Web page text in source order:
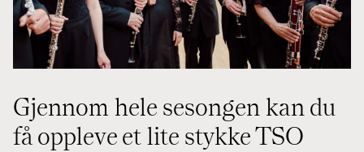
TSOs venner
Bærekraft & samfunn
TSO mot 2030
Opera
Barn & unge
TSO talent
Princess Astrid International Music Competition
Samarbeidspartnere
Nyheter
Gjennom hele sesongen kan du
få oppleve et lite stykke TSO